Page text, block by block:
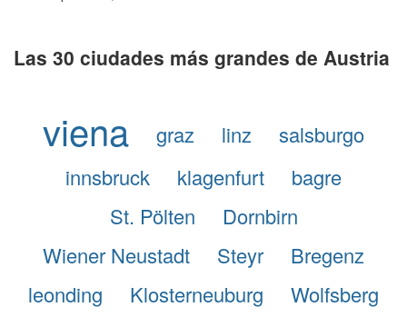
Las 30 ciudades más grandes de Austria
viena graz linz
salsburgo
innsbruck
klagenfurt
bagre
St. Pölten
Dornbirn
Wiener Neustadt
Steyr
Bregenz
leonding
Klosterneuburg
Wolfsberg